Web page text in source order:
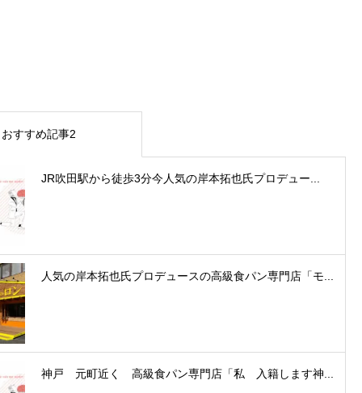
おすすめ記事2
JR吹田駅から徒歩3分今人気の岸本拓也氏プロデュー...
人気の岸本拓也氏プロデュースの高級食パン専門店「モ...
神戸 元町近く 高級食パン専門店「私 入籍します神...